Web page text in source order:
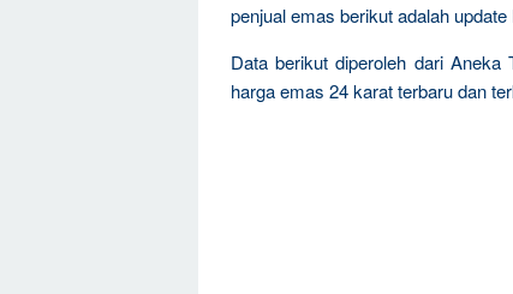
penjual emas berikut adalah
Data berikut diperoleh dari Aneka
harga emas 24 karat terbaru dan